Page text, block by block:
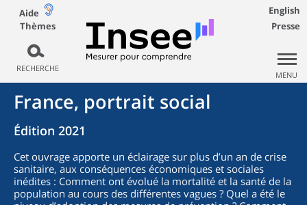
Aide
Thèmes
RECHERCHE
English
Presse
MENU
France, portrait social
Édition 2021
Cet ouvrage apporte un éclairage sur plus d’un an de crise
sanitaire, aux conséquences économiques et sociales
inédites : Comment ont évolué la mortalité et la santé de la
population au cours des différentes vagues ? Quel a été le